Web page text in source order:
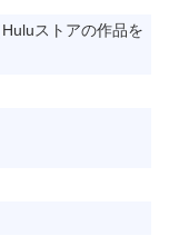
ストアの作品を